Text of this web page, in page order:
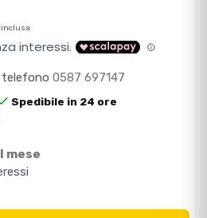
inclusa
telefono 0587 697147
Spedibile in 24 ore
mese